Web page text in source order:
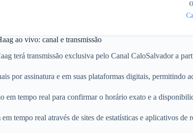
ao vivo: canal e transmissão
terá transmissão exclusiva pelo Canal CaloSalvador a
por assinatura e em suas plataformas digitais, permitindo
em tempo real para confirmar o horário exato e a
tempo real através de sites de estatísticas e aplicativos de